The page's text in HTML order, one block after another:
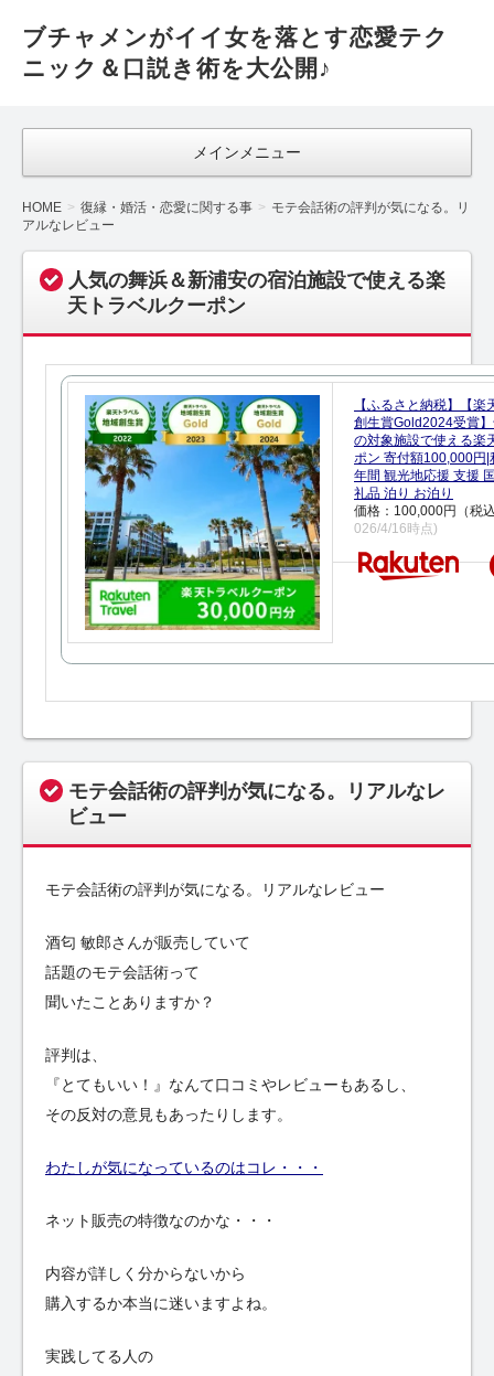
ブチャメンがイイ女を落とす恋愛テク
ニック＆口説き術を大公開♪
メインメニュー
HOME 復縁・婚活・恋愛に関する事
モテ会話術の評判が気になる。リ
アルなレビュー
人気の舞浜＆新浦安の宿泊施設で使える楽
天トラベルクーポン
【ふるさと納税】【楽
創生賞Gold2024受賞
の対象施設で使える楽
ポン 寄付額100,000円|
年間 観光地応援 支援
礼品 泊り お泊り
価格：100,000円（税
026/4/16時点)
モテ会話術の評判が気になる。リアルなレ
ビュー
モテ会話術の評判が気になる。リアルなレビュー
酒匂 敏郎さんが販売していて
話題のモテ会話術って
聞いたことありますか？
評判は、
『とてもいい！』なんて口コミやレビューもあるし、
その反対の意見もあったりします。
わたしが気になっているのはコレ・・・
ネット販売の特徴なのかな・・・
内容が詳しく分からないから
購入するか本当に迷いますよね。
実践してる人の